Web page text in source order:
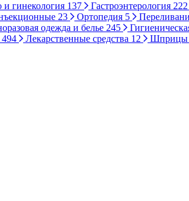
гинекология 137 Гастроэнтерология 222
23 Ортопедия 5
одежда и белье 245
494 Лекарственные средства 12